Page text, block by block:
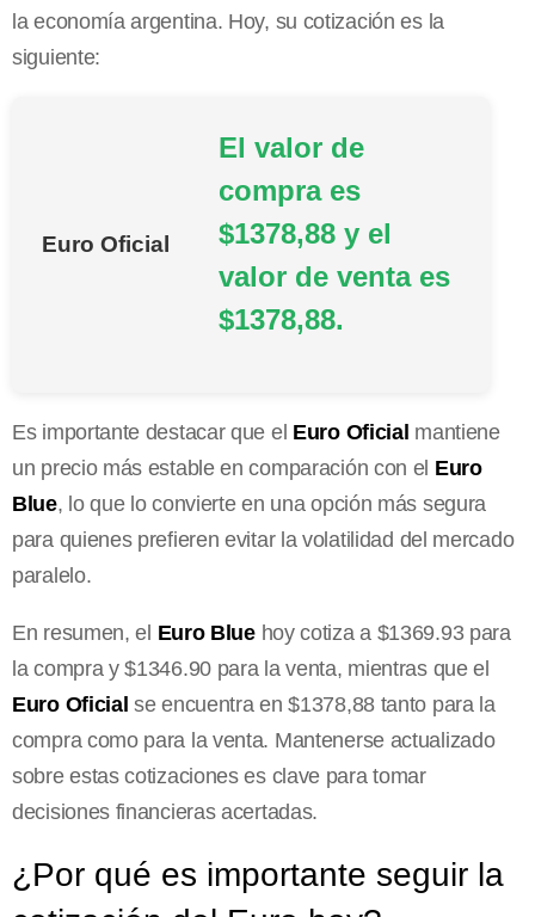
la economía argentina. Hoy, su cotización es la
siguiente:
Euro Oficial
El valor de
compra es
$1378,88 y el
valor de venta es
$1378,88.
Es importante destacar que el Euro Oficial mantiene
un precio más estable en comparación con el Euro
Blue, lo que lo convierte en una opción más segura
para quienes prefieren evitar la volatilidad del mercado
paralelo.
En resumen, el Euro Bluehoy cotiza a $1369.93 para
la compra y $1346.90 para la venta, mientras que el
Euro Oficial se encuentra en $1378,88 tanto para la
compra como para la venta. Mantenerse actualizado
sobre estas cotizaciones es clave para tomar
decisiones financieras acertadas.
¿Por qué es importante seguir la